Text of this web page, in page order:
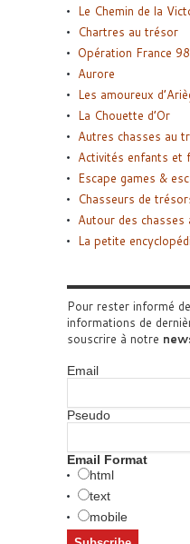
Le Chemin de la
Chartres au trésor
Opération France 98
Aurore
Les amoureux
La Chouette d’Or
Autres chasses au
Activités enfants et
Escape games &
Chasseurs de
Autour des chasses
La petite
Pour rester informé
informations de
souscrire à notre
Email
Pseudo
Email Format
html
text
mobile